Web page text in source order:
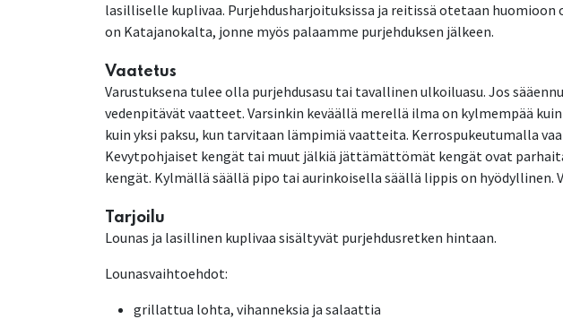
lasilliselle kuplivaa. Purjehdusharjoituksissa ja reitissä otetaan
on Katajanokalta, jonne myös palaamme purjehduksen jälkeen.
Vaatetus
Varustuksena tulee olla purjehdusasu tai tavallinen ulkoiluasu. Jos
vedenpitävät vaatteet. Varsinkin keväällä merellä ilma on kylmempää
kuin yksi paksu, kun tarvitaan lämpimiä vaatteita. Kerrospukeutumalla
Kevytpohjaiset kengät tai muut jälkiä jättämättömät kengät ovat
kengät. Kylmällä säällä pipo tai aurinkoisella säällä lippis on hyödyllinen.
Tarjoilu
Lounas ja lasillinen kuplivaa sisältyvät purjehdusretken hintaan.
Lounasvaihtoehdot:
grillattua lohta, vihanneksia ja salaattia